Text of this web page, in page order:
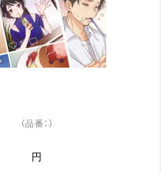
（品番：）
円